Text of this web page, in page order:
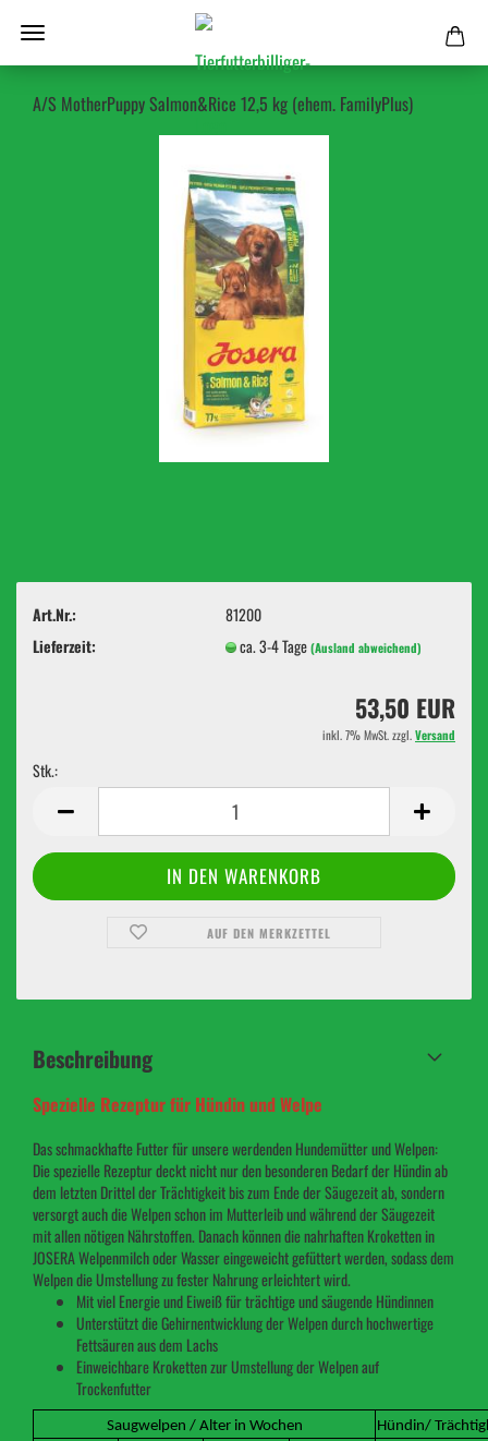
A/S MotherPuppy Salmon&Rice 12,5 kg (ehem. FamilyPlus)
Art.Nr.:
81200
Lieferzeit:
ca. 3-4 Tage(Ausland abweichend)
53,50 EUR
inkl. 7% MwSt. zzgl.Versand
Stk.:
AUF DEN MERKZETTEL
Beschreibung
Spezielle Rezeptur für Hündin und Welpe
Das schmackhafte Futter für unsere werdenden Hundemütter und Welpen:
Die spezielle Rezeptur deckt nicht nur den besonderen Bedarf der Hündin ab
dem letzten Drittel der Trächtigkeit bis zum Ende der Säugezeit ab, sondern
versorgt auch die Welpen schon im Mutterleib und während der Säugezeit
mit allen nötigen Nährstoffen. Danach können die nahrhaften Kroketten in
JOSERA Welpenmilch oder Wasser eingeweicht gefüttert werden, sodass dem
Welpen die Umstellung zu fester Nahrung erleichtert wird.
Mit viel Energie und Eiweiß für trächtige und säugende Hündinnen
Unterstützt die Gehirnentwicklung der Welpen durch hochwertige
Fettsäuren aus dem Lachs
Einweichbare Kroketten zur Umstellung der Welpen auf
Trockenfutter
Saugwelpen / Alter in Wochen
Hündin/